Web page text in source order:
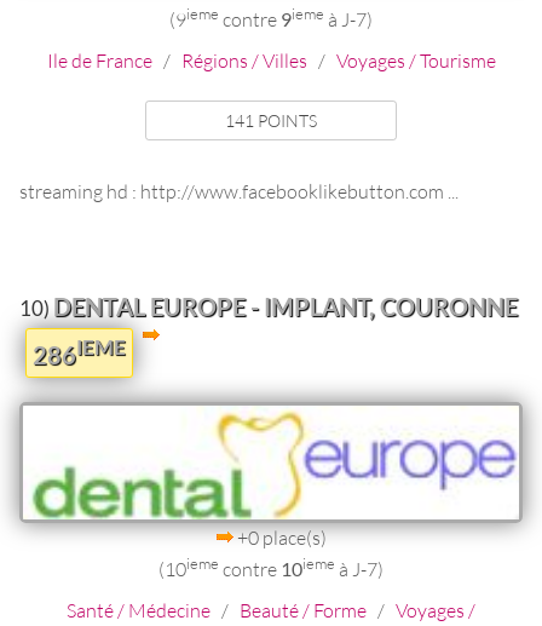
(9ieme contre 9ieme à J-7)
Ile de France/ Régions / Villes / Voyages / Tourisme
141 POINTS
streaming hd : http://www.facebooklikebutton.com ...
10) DENTAL EUROPE - IMPLANT, COURONNE
286IEME
+0 place(s)
(10ieme contre 10ieme à J-7)
Santé / Médecine / Beauté / Forme / Voyages /